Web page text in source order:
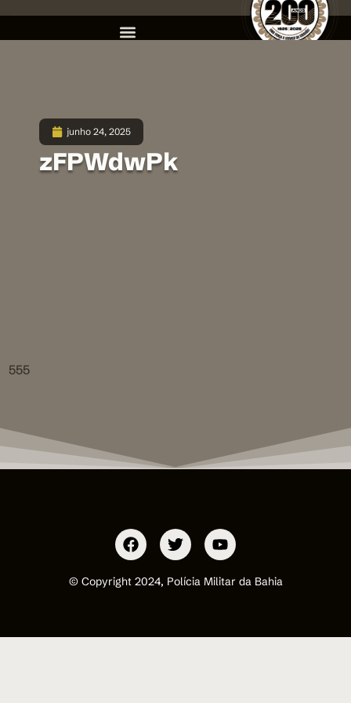
junho 24, 2025
zFPWdwPk
555
© Copyright 2024, Polícia Militar da Bahia